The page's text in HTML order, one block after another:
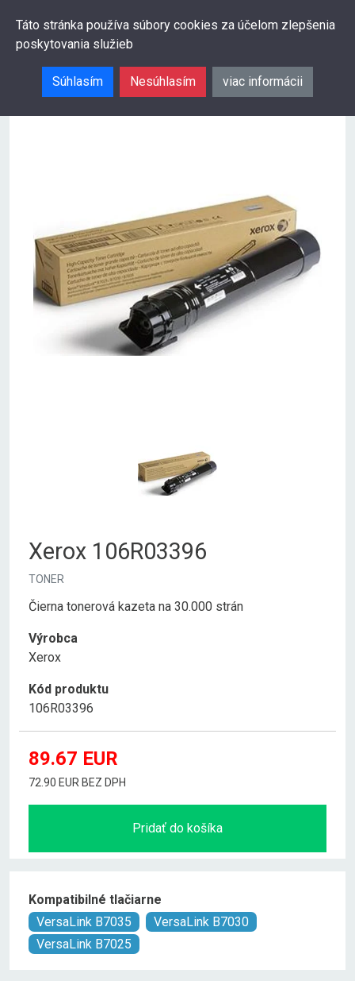
Táto stránka používa súbory cookies za účelom zlepšenia
poskytovania služieb
Súhlasím Nesúhlasím viac informácii
Xerox 106R03396
TONER
Čierna tonerová kazeta na 30.000 strán
Výrobca
Xerox
Kód produktu
106R03396
89.67 EUR
72.90 EUR BEZ DPH
Pridať do košíka
Kompatibilné tlačiarne
VersaLink B7035
VersaLink B7030
VersaLink B7025